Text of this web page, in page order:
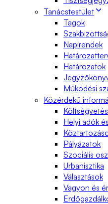
Tanácstestület
Tagok
Napirendek
Határozatok
Működési
Közérdekű
Költségvetés
Helyi adók
Pályázatok
Szociális
Urbanisztika
Választások
Vagyon és